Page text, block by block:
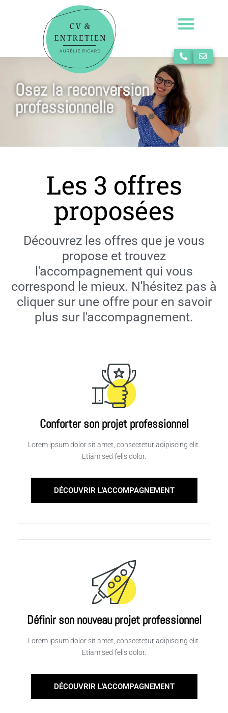
Osez la reconversion
professionnelle
Les 3 offres
proposées
Découvrez les offres que je vous
propose et trouvez
l'accompagnement qui vous
correspond le mieux. N'hésitez pas à
cliquer sur une offre pour en savoir
plus sur l'accompagnement.
Conforter son projet professionnel
Lorem ipsum dolor sit amet, consectetur adipiscing elit.
Etiam sed felis dolor.
DÉCOUVRIR L'ACCOMPAGNEMENT
Définir son nouveau projet professionnel
Lorem ipsum dolor sit amet, consectetur adipiscing elit.
Etiam sed felis dolor.
DÉCOUVRIR L'ACCOMPAGNEMENT